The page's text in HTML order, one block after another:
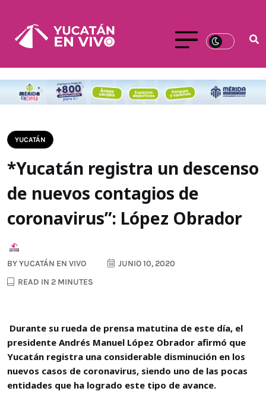
YUCATÁN
*Yucatán registra un descenso
de nuevos contagios de
coronavirus”: López Obrador
BYYUCATÁN EN VIVO
JUNIO 10, 2020
READ IN 2 MINUTES
Durante su rueda de prensa matutina de este día, el
presidente Andrés Manuel López Obrador afirmó que
Yucatán registra una considerable disminución en los
nuevos casos de coronavirus, siendo uno de las pocas
entidades que ha logrado este tipo de avance.